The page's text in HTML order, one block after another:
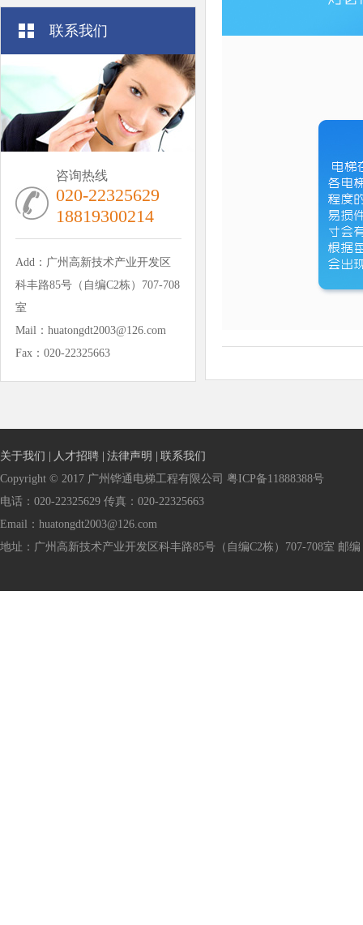
联系我们
咨询热线
020-22325629
18819300214
Add：广州高新技术产业开发区
科丰路85号（自编C2栋）707-708
室
Mail：huatongdt2003@126.com
Fax：020-22325663
关于我们 | 人才招聘 | 法律声明 |
联系我们
Copyright © 2017 广州铧通电梯工程有限公司 粤ICP备11888388号
电话：020-22325629 传真：020-22325663
Email：huatongdt2003@126.com
地址：广州高新技术产业开发区科丰路85号（自编C2栋）707-708室 邮编